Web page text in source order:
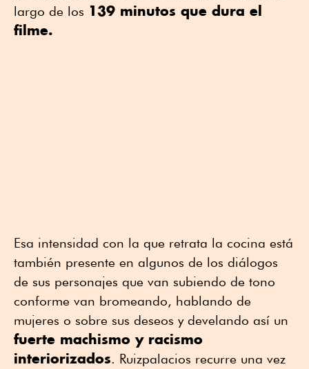
largo de los 139 minutos que dura el
filme.
Esa intensidad con la que retrata la cocina está
también presente en algunos de los diálogos
de sus personajes que van subiendo de tono
conforme van bromeando, hablando de
mujeres o sobre sus deseos y develando así un
fuerte machismo y racismo
interiorizados. Ruizpalacios recurre una vez